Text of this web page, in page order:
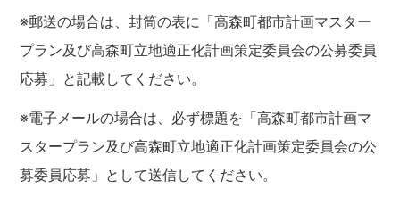
※郵送の場合は、封筒の表に「高森町都市計画マスター
プラン及び高森町立地適正化計画策定委員会の公募委員
応募」と記載してください。
※電子メールの場合は、必ず標題を「高森町都市計画マ
スタープラン及び高森町立地適正化計画策定委員会の公
募委員応募」として送信してください。